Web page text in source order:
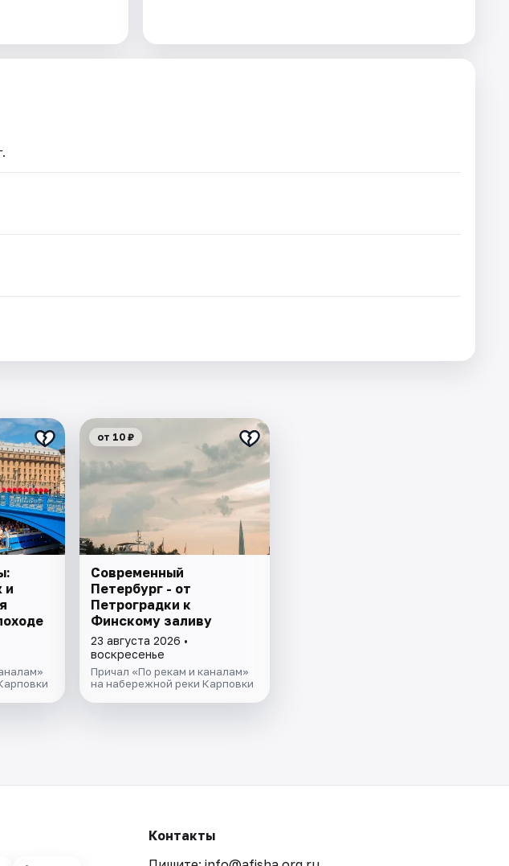
и
от 10 ₽
Современный
Петербург - от
Петроградки к
Финскому заливу
23 августа 2026 •
воскресенье
Причал «По рекам и каналам»
на набережной реки Карповки
Контакты